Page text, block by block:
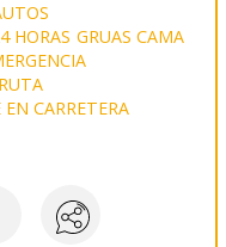
HORAS GRUAS CAMA
EN CARRETERA